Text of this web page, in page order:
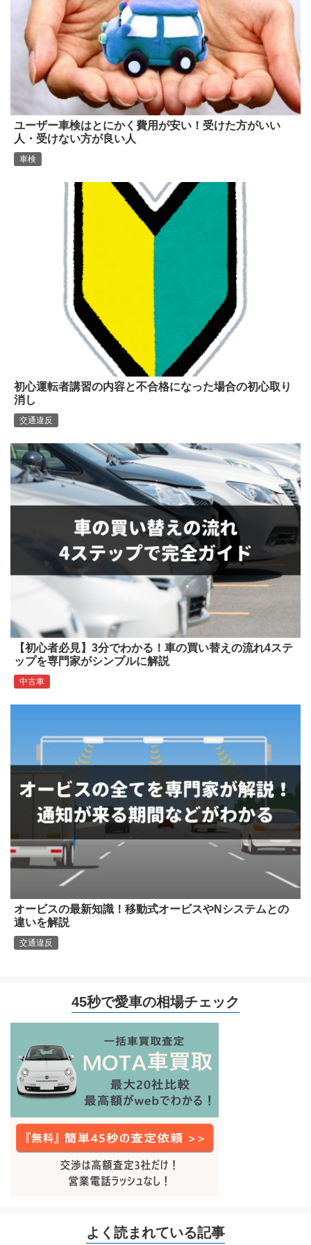
ユーザー車検はとにかく費用が安い！受けた方がいい
人・受けない方が良い人
車検
初心運転者講習の内容と不合格になった場合の初心取り
消し
交通違反
【初心者必見】3分でわかる！車の買い替えの流れ4ステ
ップを専門家がシンプルに解説
中古車
オービスの最新知識！移動式オービスやNシステムとの
違いを解説
交通違反
45秒で愛車の相場チェック
よく読まれている記事